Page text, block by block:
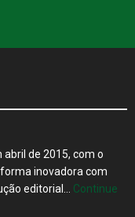
de 2015, com o
inovadora com
editorial… Continue